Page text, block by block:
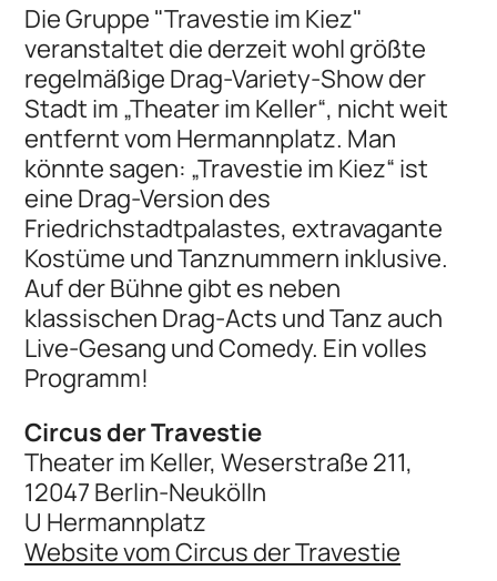
Die Gruppe "Travestie im Kiez"
veranstaltet die derzeit wohl größte
regelmäßige Drag-Variety-Show der
Stadt im „Theater im Keller“, nicht weit
entfernt vom Hermannplatz. Man
könnte sagen: „Travestie im Kiez“ ist
eine Drag-Version des
Friedrichstadtpalastes, extravagante
Kostüme und Tanznummern inklusive.
Auf der Bühne gibt es neben
klassischen Drag-Acts und Tanz auch
Live-Gesang und Comedy. Ein volles
Programm!
Circus der Travestie
Theater im Keller, Weserstraße 211,
12047 Berlin-Neukölln
U Hermannplatz
Website vom Circus der Travestie